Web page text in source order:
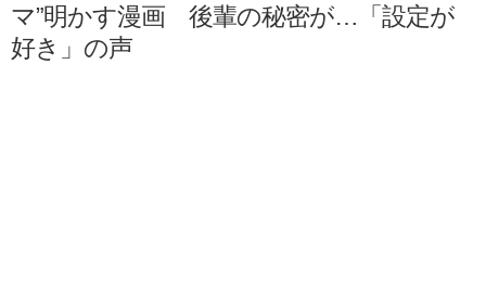
マ”明かす漫画 後輩の秘密が…「設定が
好き」の声